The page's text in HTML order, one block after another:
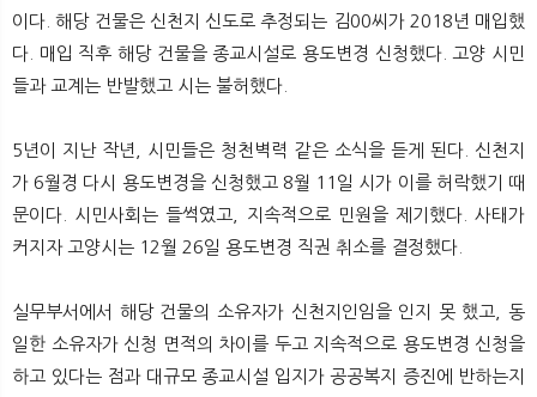
뉴 색
이다. 해당 건물은 신천지 신도로 추정되는 김00씨가 2018년 매입했
다. 매입 직후 해당 건물을 종교시설로 용도변경 신청했다. 고양 시민
들과 교계는 반발했고 시는 불허했다.
5년이 지난 작년, 시민들은 청천벽력 같은 소식을 듣게 된다. 신천지
가 6월경 다시 용도변경을 신청했고 8월 11일 시가 이를 허락했기 때
문이다. 시민사회는 들썩였고, 지속적으로 민원을 제기했다. 사태가
커지자 고양시는 12월 26일 용도변경 직권 취소를 결정했다.
실무부서에서 해당 건물의 소유자가 신천지인임을 인지 못 했고, 동
일한 소유자가 신청 면적의 차이를 두고 지속적으로 용도변경 신청을
하고 있다는 점과 대규모 종교시설 입지가 공공복지 증진에 반하는지